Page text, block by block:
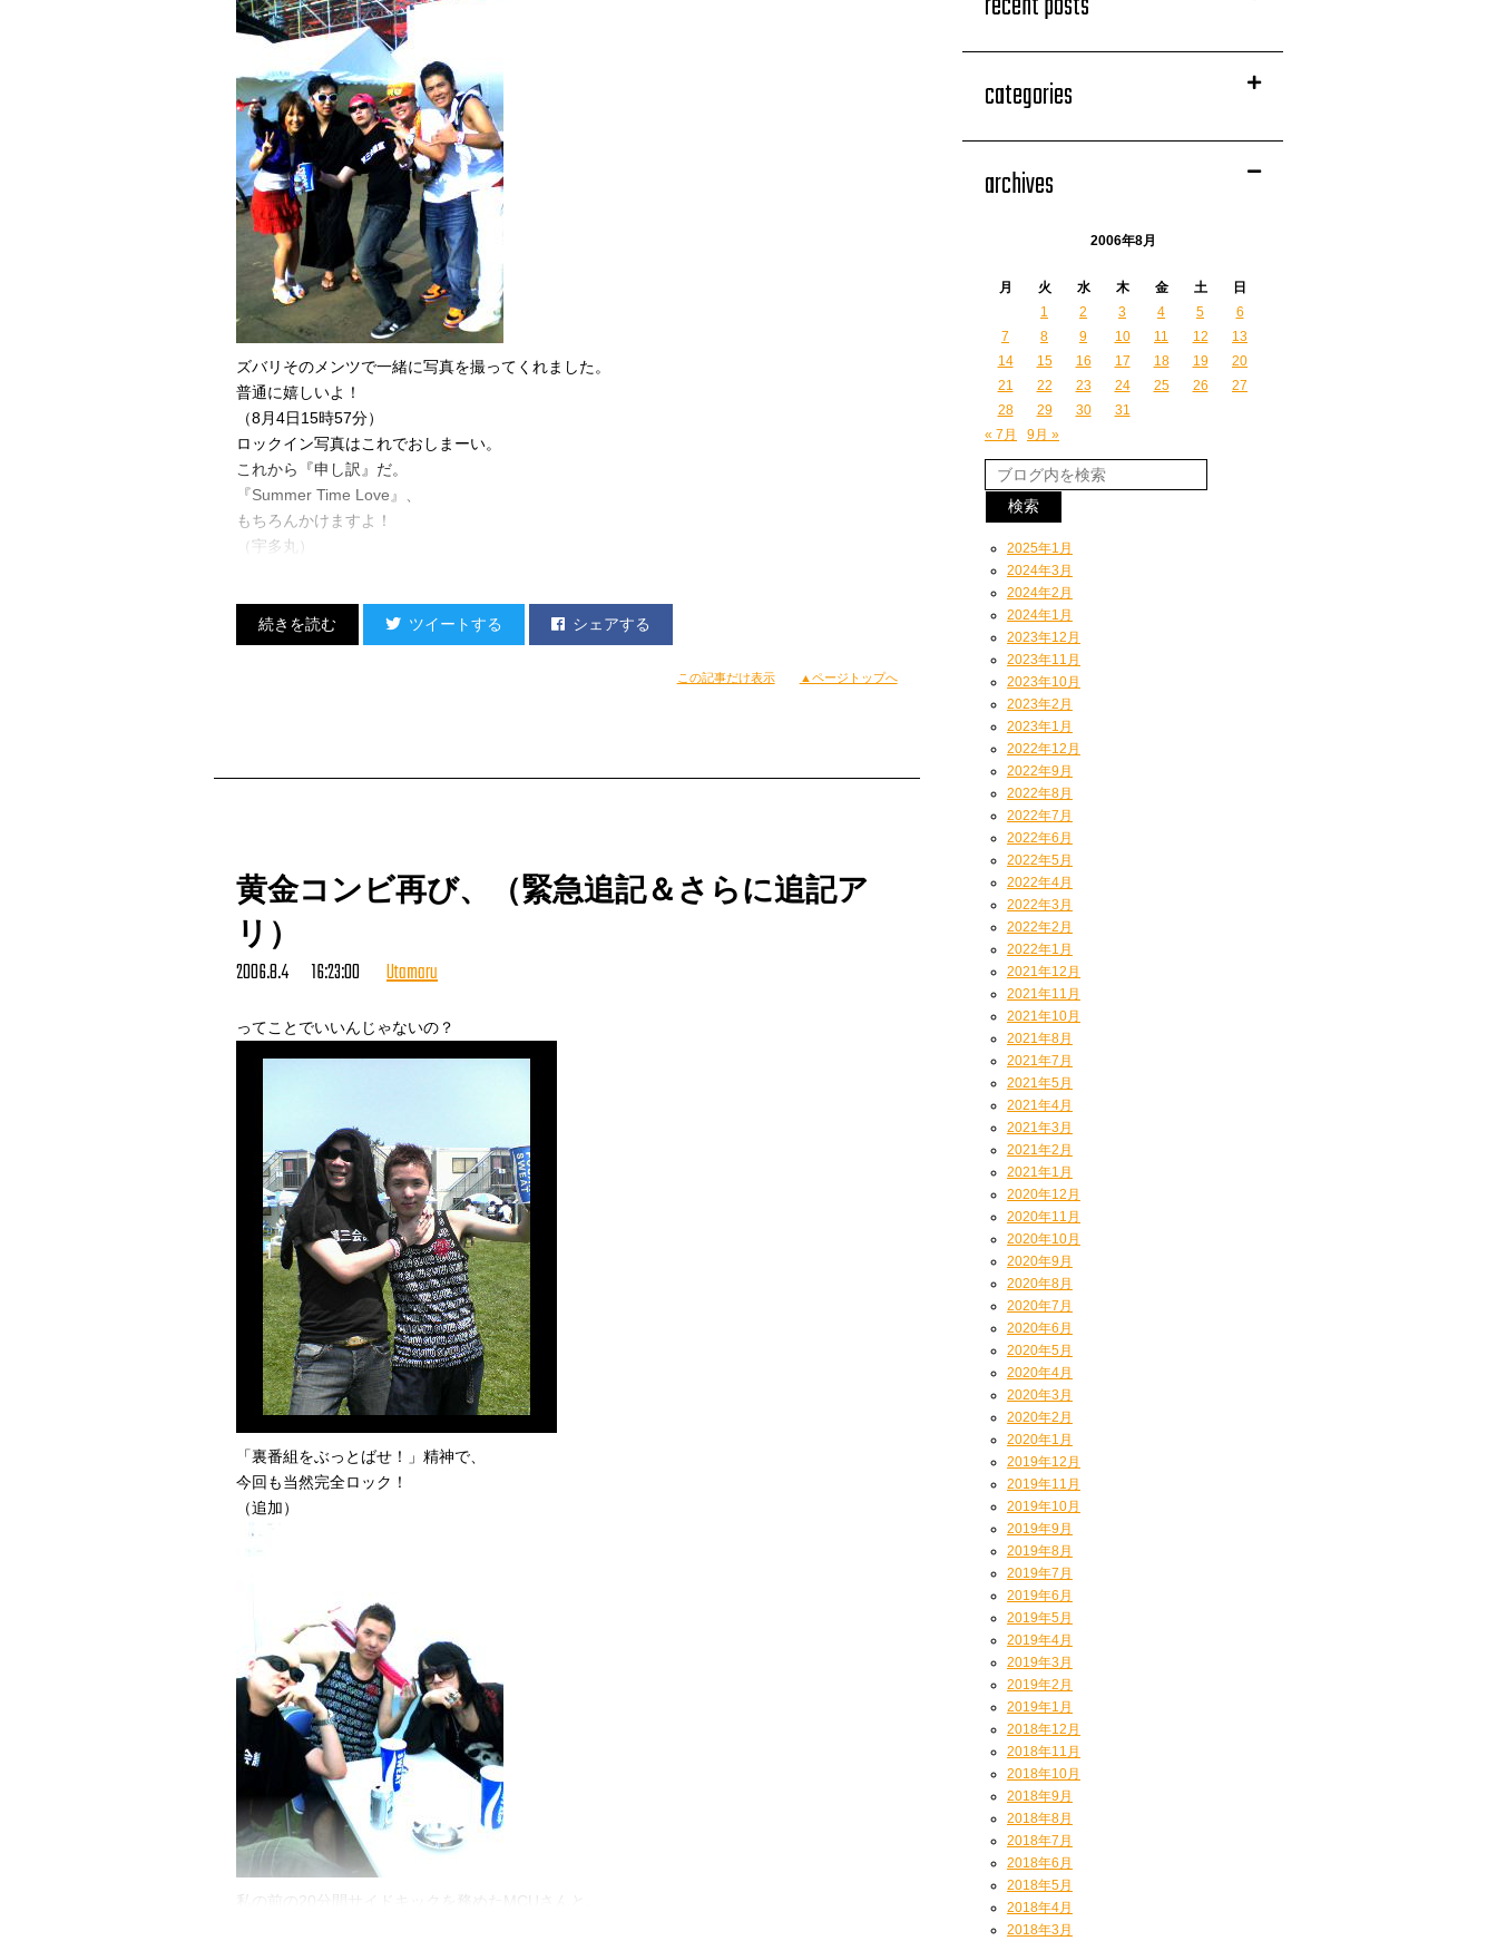
ズバリそのメンツで一緒に写真を撮ってくれました。
普通に嬉しいよ！
（8月4日15時57分）
ロックイン写真はこれでおしまーい。
これから『申し訳』だ。
『Summer Time Love』、
もちろんかけますよ！
（宇多丸）
ツイートする シェアする
この記事だけ表示 ▲ページトップへ
黄金コンビ再び、（緊急追記＆さらに追記ア
リ）
2006.8.4 16:23:00 Utamaru
ってことでいいんじゃないの？
「裏番組をぶっとばせ！」精神で、
今回も当然完全ロック！
（追加）
私の前の20分間サイドキックを務めたMCUさんと。
categories
archives
2006年8月
月 火 水 木 金 土
日
1
2 3 4 5
6
7
8 9 10 11 12
13
14
15 16 17 18 19
20
21
22 23 24 25 26
27
28
29 30
31
« 7月
9月 »
2025年1月
2024年3月
2024年2月
2024年1月
2023年12月
2023年11月
2023年10月
2023年2月
2023年1月
2022年12月
2022年9月
2022年8月
2022年7月
2022年6月
2022年5月
2022年4月
2022年3月
2022年2月
2022年1月
2021年12月
2021年11月
2021年10月
2021年8月
2021年7月
2021年5月
2021年4月
2021年3月
2021年2月
2021年1月
2020年12月
2020年11月
2020年10月
2020年9月
2020年8月
2020年7月
2020年6月
2020年5月
2020年4月
2020年3月
2020年2月
2020年1月
2019年12月
2019年11月
2019年10月
2019年9月
2019年8月
2019年7月
2019年6月
2019年5月
2019年4月
2019年3月
2019年2月
2019年1月
2018年12月
2018年11月
2018年10月
2018年9月
2018年8月
2018年7月
2018年6月
2018年5月
2018年4月
2018年3月